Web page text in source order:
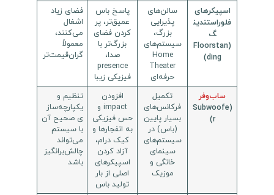
اسپیکرهای
فلوراستندین
(Floorstan
ding)
سالن‌های
پذیرایی
بزرگ،
سیستم‌های
Home
Theater
حرفه‌ای
پاسخ باس
عمیق‌تر، پر
کردن فضای
بزرگ‌تر با
صدا،
presence
فیزیکی زیبا
فضای زیاد
اشغال
می‌کنند،
معمولاً
گران‌قیمت‌تر
ساب‌وفر
(Subwoofe
تکمیل
فرکانس‌های
بسیار پایین
(باس) در
سیستم‌های
سینمای
خانگی و
موزیک
افزودن
impact و
حس فیزیکی
به انفجارها و
کیک درام،
آزاد کردن
اسپیکرهای
اصلی از بار
تولید باس
تنظیم و
یکپارچه‌ساز
ی صحیح آن
با سیستم
می‌تواند
چالش‌برانگیز
باشد